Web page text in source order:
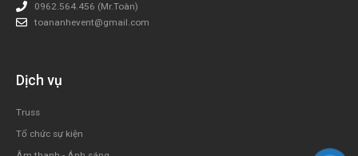
0962.564.456 (Mr.Toàn)
toananhevent@gmail.com
Dịch vụ
Truss
Tổ chức sự kiện